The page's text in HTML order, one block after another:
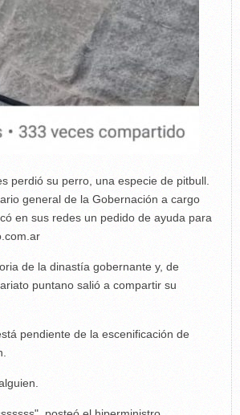
perdió su perro, una especie de pitbull.
general de la Gobernación a cargo
en sus redes un pedido de ayuda para
de la dinastía gobernante y, de
puntano salió a compartir su
pendiente de la escenificación de